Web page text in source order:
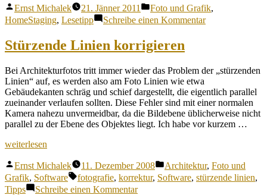
für
bessere
Veröffentlicht
von
Ernst Michalek 21. Jänner 2011
Veröffentlicht
unter
Foto und Grafik,
HomeStaging, Lesetipp Schreibe einen Kommentarzu
Immobilienfotos
Stürzende Linien korrigieren
Bei Architekturfotos tritt immer wieder das Problem der „stürzenden
Linien“ auf, es werden also am Foto Linien wie etwa
Gebäudekanten schräg und schief dargestellt, die eigentlich parallel
zueinander verlaufen sollten. Diese Fehler sind mit einer normalen
Kamera nahezu unvermeidbar, da die Bildebene üblicherweise nicht
parallel zu der Ebene des Objektes liegt. Ich habe vor kurzem …
„Stürzende
korrigieren“
weiterlesen
Veröffentlicht
von
Ernst Michalek 11. Dezember 2008
Veröffentlicht
unter
Architektur, Foto und
Grafik, Software Schlagwörter:
fotografie, korrektur, Software, stürzende linien,
Tipps
Schreibe einen Kommentarzu